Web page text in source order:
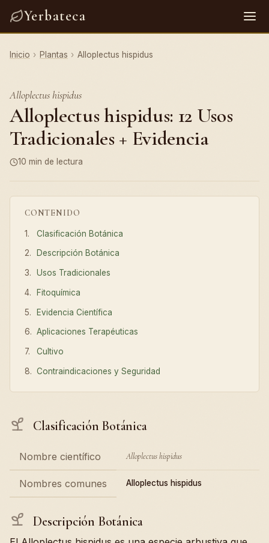
Yerbateca
Inicio › Plantas › Alloplectus hispidus
Alloplectus hispidus
Alloplectus hispidus: 12 Usos
Tradicionales + Evidencia
10 min de lectura
CONTENIDO
Clasificación Botánica
Descripción Botánica
Usos Tradicionales
Fitoquímica
Evidencia Científica
Aplicaciones Terapéuticas
Cultivo
Contraindicaciones y Seguridad
Clasificación Botánica
Nombre científico Alloplectus hispidus
Nombres comunes Alloplectus hispidus
Descripción Botánica